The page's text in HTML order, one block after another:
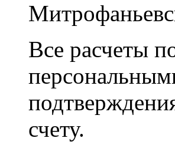
Все расчеты
счету.